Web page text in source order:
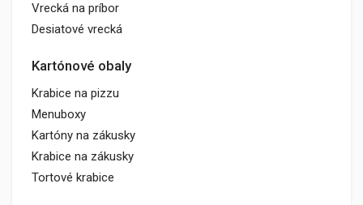
Vrecká na príbor
Desiatové vrecká
Kartónové obaly
Krabice na pizzu
Menuboxy
Kartóny na zákusky
Krabice na zákusky
Tortové krabice